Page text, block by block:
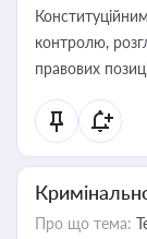
контролю,
правових
Про що тема: